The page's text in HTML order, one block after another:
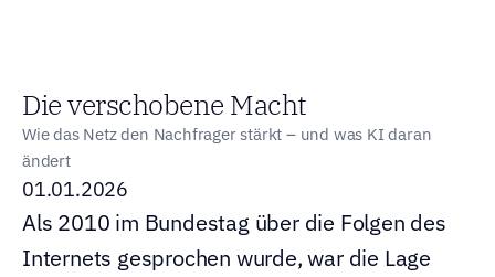
Die verschobene Macht
Wie das Netz den Nachfrager stärkt – und was KI daran
ändert
01.01.2026
Als 2010 im Bundestag über die Folgen des
Internets gesprochen wurde, war die Lage